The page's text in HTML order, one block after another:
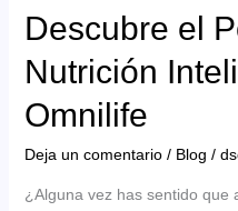
para
tu
Día
Día
Descubre el
Nutrición
Omnilife
Deja un comentario / Blog /
¿Alguna vez has sentido que